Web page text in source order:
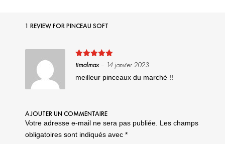
1 REVIEW FORPINCEAU SOFT
Note5sur
timalmax– 14 janvier 2023
meilleur pinceaux du marché !!
AJOUTER UN COMMENTAIRE
Votre adresse e-mail ne sera pas publiée. Les champs
obligatoires sont indiqués avec *